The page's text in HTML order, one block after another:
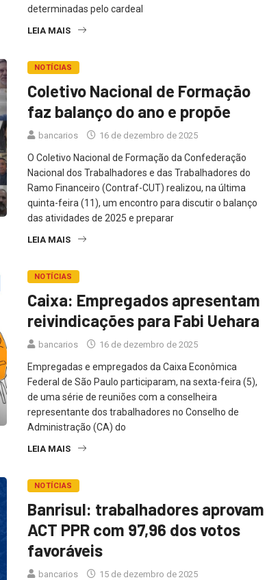
determinadas pelo cardeal
LEIA MAIS
NOTÍCIAS
Coletivo Nacional de Formação
faz balanço do ano e propõe
bancarios 16 de dezembro de 2025
O Coletivo Nacional de Formação da Confederação
Nacional dos Trabalhadores e das Trabalhadores do
Ramo Financeiro (Contraf-CUT) realizou, na última
quinta-feira (11), um encontro para discutir o balanço
das atividades de 2025 e preparar
LEIA MAIS
NOTÍCIAS
Caixa: Empregados apresentam
reivindicações para Fabi Uehara
bancarios 16 de dezembro de 2025
Empregadas e empregados da Caixa Econômica
Federal de São Paulo participaram, na sexta-feira (5),
de uma série de reuniões com a conselheira
representante dos trabalhadores no Conselho de
Administração (CA) do
LEIA MAIS
NOTÍCIAS
Banrisul: trabalhadores aprovam
ACT PPR com 97,96 dos votos
favoráveis
bancarios 15 de dezembro de 2025